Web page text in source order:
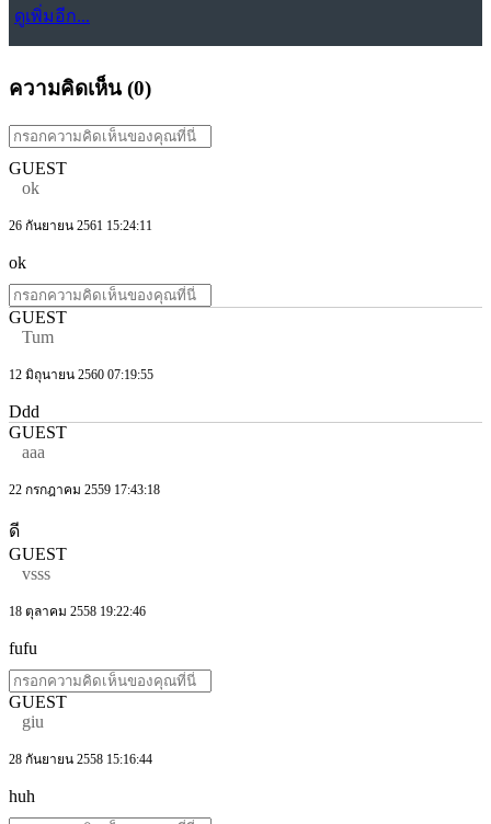
ดูเพิ่มอีก...
ความคิดเห็น (0)
GUEST
ok
26 กันยายน 2561 15:24:11
ok
GUEST
Tum
12 มิถุนายน 2560 07:19:55
Ddd
GUEST
aaa
22 กรกฎาคม 2559 17:43:18
ดี
GUEST
vsss
18 ตุลาคม 2558 19:22:46
fufu
GUEST
giu
28 กันยายน 2558 15:16:44
huh